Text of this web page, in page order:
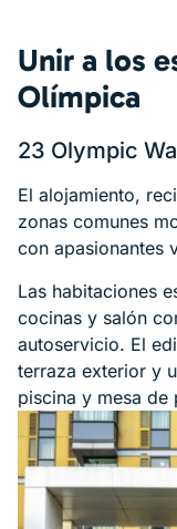
Unir a los
Olímpica
23 Olympic
El alojamiento,
zonas comunes
con apasionantes
Las habitaciones
cocinas y salón
autoservicio. El
terraza exterior y
piscina y mesa de